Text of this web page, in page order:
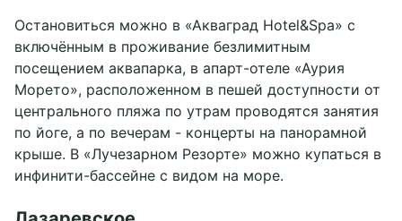
Остановиться можно в «Акваград Hotel&Spa» с
включённым в проживание безлимитным
посещением аквапарка, в апарт-отеле «Аурия
Морето», расположенном в пешей доступности от
центрального пляжа по утрам проводятся занятия
по йоге, а по вечерам - концерты на панорамной
крыше. В «Лучезарном Резорте» можно купаться в
инфинити-бассейне с видом на море.